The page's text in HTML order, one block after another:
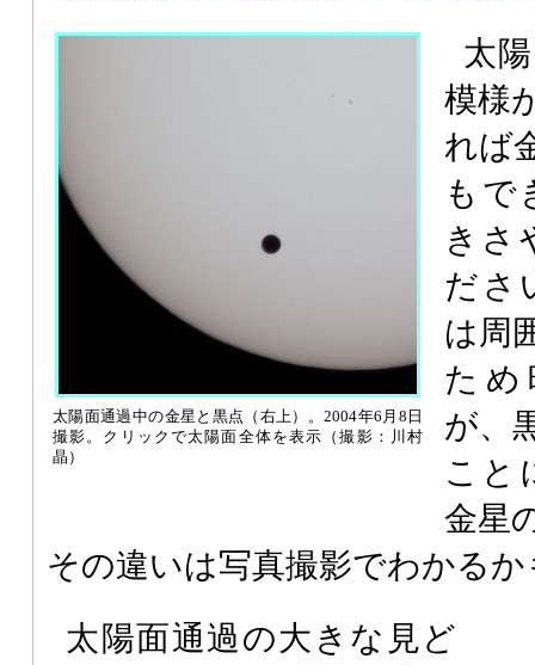
太陽面通過中の金星と黒点（右上）。2004年6月8日
撮影。クリックで太陽面全体を表示（撮影：川村
晶）
太
模様
れば
もで
きさ
ださ
は周
た
が、
こと
金星
その違いは写真撮影でわかる
太陽面通過の大きな見ど